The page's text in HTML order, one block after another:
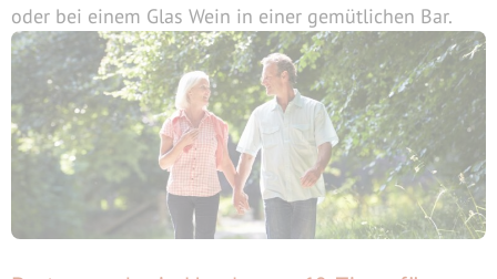
oder bei einem Glas Wein in einer gemütlichen Bar.